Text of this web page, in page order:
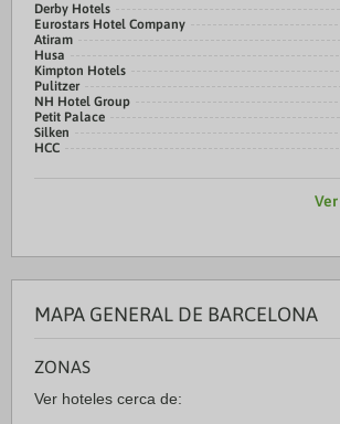
Derby Hotels
Eurostars Hotel Company
Atiram
Husa
Kimpton Hotels
Pulitzer
NH Hotel Group
Petit Palace
Silken
HCC
MAPA GENERAL DE BARCELONA
ZONAS
Ver hoteles cerca de: